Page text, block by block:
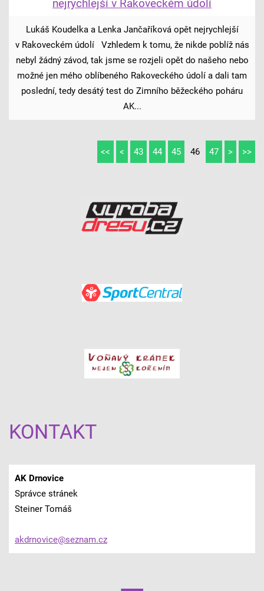
nejrychlejší v Rakoveckém údolí
Lukáš Koudelka a Lenka Jančaříková opět nejrychlejší
v Rakoveckém údolí Vzhledem k tomu, že nikde poblíž nás
nebyl žádný závod, tak jsme se rozjeli opět do našeho nebo
možné jen mého oblíbeného Rakoveckého údolí a dali tam
poslední, tedy desátý test do Zimního běžeckého poháru
AK...
<< < 43 44 45 46 47 > >>
KONTAKT
AK Drnovice
Správce stránek
Steiner Tomáš
akdrnovice@seznam.cz